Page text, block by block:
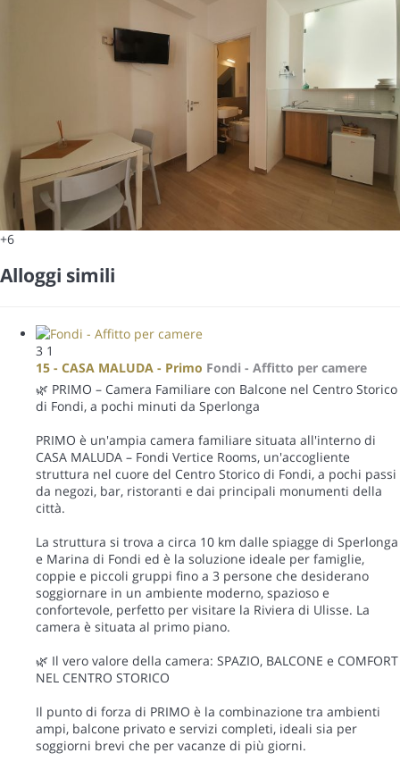
+6
Alloggi simili
3 1
15 - CASA MALUDA - Primo Fondi - Affitto per camere
🌿 PRIMO – Camera Familiare con Balcone nel Centro Storico
di Fondi, a pochi minuti da Sperlonga
PRIMO è un'ampia camera familiare situata all'interno di
CASA MALUDA – Fondi Vertice Rooms, un'accogliente
struttura nel cuore del Centro Storico di Fondi, a pochi passi
da negozi, bar, ristoranti e dai principali monumenti della
città.
La struttura si trova a circa 10 km dalle spiagge di Sperlonga
e Marina di Fondi ed è la soluzione ideale per famiglie,
coppie e piccoli gruppi fino a 3 persone che desiderano
soggiornare in un ambiente moderno, spazioso e
confortevole, perfetto per visitare la Riviera di Ulisse. La
camera è situata al primo piano.
🌿 Il vero valore della camera: SPAZIO, BALCONE e COMFORT
NEL CENTRO STORICO
Il punto di forza di PRIMO è la combinazione tra ambienti
ampi, balcone privato e servizi completi, ideali sia per
soggiorni brevi che per vacanze di più giorni.